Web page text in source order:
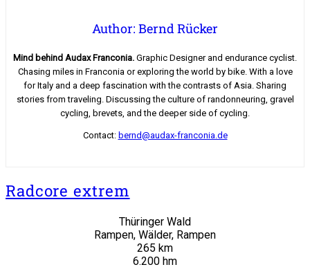
Author: Bernd Rücker
Mind behind Audax Franconia. Graphic Designer and endurance cyclist.
Chasing miles in Franconia or exploring the world by bike. With a love
for Italy and a deep fascination with the contrasts of Asia. Sharing
stories from traveling. Discussing the culture of randonneuring, gravel
cycling, brevets, and the deeper side of cycling.
Contact: bernd@audax-franconia.de
Radcore extrem
Thüringer Wald
Rampen, Wälder, Rampen
265 km
6.200 hm